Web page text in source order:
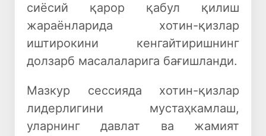
сиёсий қарор қабул қилиш
жараёнларида хотин-қизлар
иштирокини кенгайтиришнинг
долзарб масалаларига бағишланди.
Мазкур сессияда хотин-қизлар
лидерлигини мустаҳкамлаш,
уларнинг давлат ва жамият